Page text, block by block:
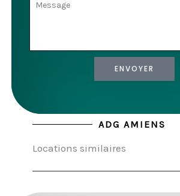
ENVOYER
ADG AMIENS
Locations similaires